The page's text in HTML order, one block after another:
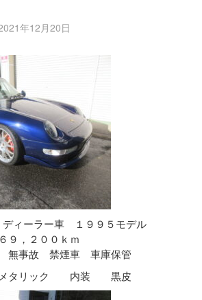
年12月20日
ィーラー車 １９９５モデル
，２００ｋｍ
事故 禁煙車 車庫保管
メタリック 内装 黒皮